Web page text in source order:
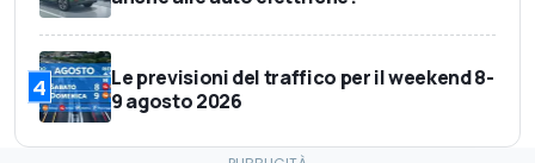
4
Le previsioni del traffico per il weekend 8-
9 agosto 2026